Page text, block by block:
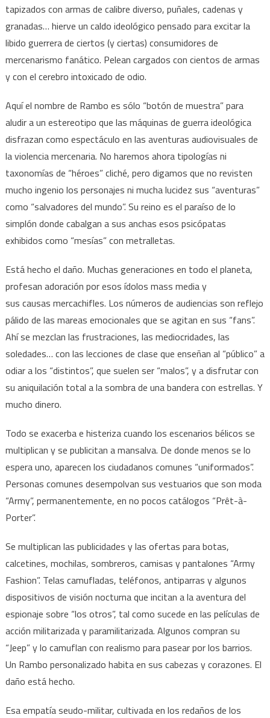
tapizados con armas de calibre diverso, puñales, cadenas y
granadas… hierve un caldo ideológico pensado para excitar la
libido guerrera de ciertos (y ciertas) consumidores de
mercenarismo fanático. Pelean cargados con cientos de armas
y con el cerebro intoxicado de odio.
Aquí el nombre de Rambo es sólo “botón de muestra” para
aludir a un estereotipo que las máquinas de guerra ideológica
disfrazan como espectáculo en las aventuras audiovisuales de
la violencia mercenaria. No haremos ahora tipologías ni
taxonomías de “héroes” cliché, pero digamos que no revisten
mucho ingenio los personajes ni mucha lucidez sus “aventuras”
como “salvadores del mundo”. Su reino es el paraíso de lo
simplón donde cabalgan a sus anchas esos psicópatas
exhibidos como “mesías” con metralletas.
Está hecho el daño. Muchas generaciones en todo el planeta,
profesan adoración por esos ídolos mass media y
sus causas mercachifles. Los números de audiencias son reflejo
pálido de las mareas emocionales que se agitan en sus “fans”.
Ahí se mezclan las frustraciones, las mediocridades, las
soledades… con las lecciones de clase que enseñan al “público” a
odiar a los “distintos”, que suelen ser “malos”, y a disfrutar con
su aniquilación total a la sombra de una bandera con estrellas. Y
mucho dinero.
Todo se exacerba e histeriza cuando los escenarios bélicos se
multiplican y se publicitan a mansalva. De donde menos se lo
espera uno, aparecen los ciudadanos comunes “uniformados”.
Personas comunes desempolvan sus vestuarios que son moda
“Army”, permanentemente, en no pocos catálogos “Prêt-à-
Porter”.
Se multiplican las publicidades y las ofertas para botas,
calcetines, mochilas, sombreros, camisas y pantalones “Army
Fashion”. Telas camufladas, teléfonos, antiparras y algunos
dispositivos de visión nocturna que incitan a la aventura del
espionaje sobre “los otros”, tal como sucede en las películas de
acción militarizada y paramilitarizada. Algunos compran su
“Jeep” y lo camuflan con realismo para pasear por los barrios.
Un Rambo personalizado habita en sus cabezas y corazones. El
daño está hecho.
Esa empatía seudo-militar, cultivada en los redaños de los